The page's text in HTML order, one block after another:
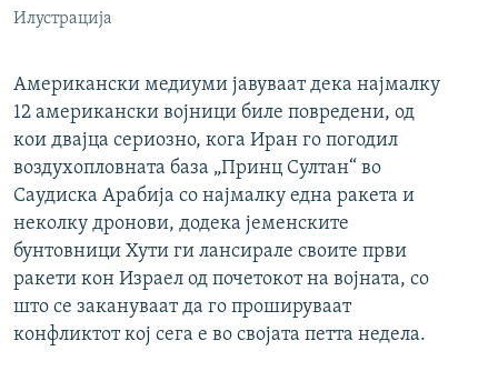
Илустрација
Американски медиуми јавуваат дека најмалку
12 американски војници биле повредени, од
кои двајца сериозно, кога Иран го погодил
воздухопловната база „Принц Султан“ во
Саудиска Арабија со најмалку една ракета и
неколку дронови, додека јеменските
бунтовници Хути ги лансирале своите први
ракети кон Израел од почетокот на војната, со
што се закануваат да го прошируваат
конфликтот кој сега е во својата петта недела.